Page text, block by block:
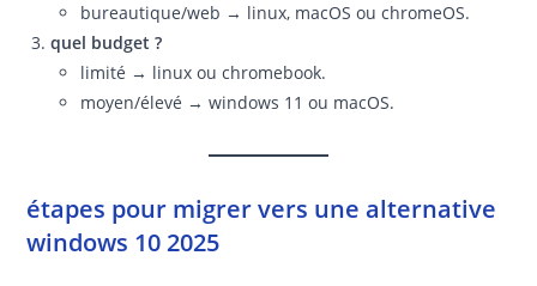
bureautique/web → linux, macOS ou chromeOS.
quel budget ?
limité → linux ou chromebook.
moyen/élevé → windows 11 ou macOS.
étapes pour migrer vers une alternative
windows 10 2025